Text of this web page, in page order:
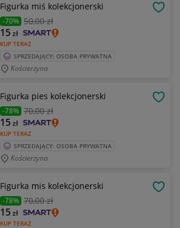
Figurka miś kolekcjonerski
-70% 50,00 zł
KUP TERAZ
15zł
SPRZEDAJĄCY: OSOBA PRYWATNA
Kościerzyna
Figurka pies kolekcjonerski
-78% 70,00 zł
KUP TERAZ
15zł
SPRZEDAJĄCY: OSOBA PRYWATNA
Kościerzyna
Figurka mis kolekcjonerski
-78% 70,00 zł
KUP TERAZ
15zł